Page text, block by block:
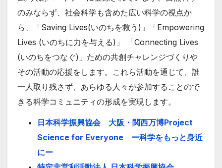
のみならず、社会科学も含めた広い科学の視点か
ら、「Saving Lives(いのちを救う)」「Empowering
Lives (いのちに力を与える)」 「Connecting Lives
(いのちをつなぐ)」ための共創チャレンジづくりや
その活動の応援をします。これら活動を通じて、誰
一人取り残さず、あらゆる人々が参加することので
きる科学コミュニティの形成を実現します。
日本科学振興協会 大阪・関西万博Project
Science for Everyone ー科学をもっと身近
にー